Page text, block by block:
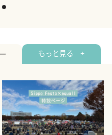
もっと見る +